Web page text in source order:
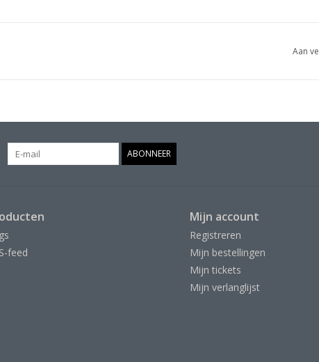
Aan
ABONNEER
feed
Mijn account
Registreren
Mijn bestellingen
Mijn tickets
Mijn verlanglijst